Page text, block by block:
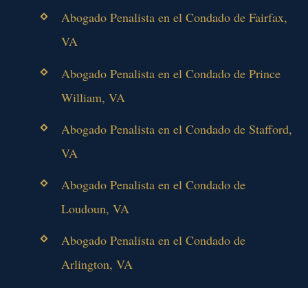
Abogado Penalista en el Condado de Fairfax,
VA
Abogado Penalista en el Condado de Prince
William, VA
Abogado Penalista en el Condado de Stafford,
VA
Abogado Penalista en el Condado de
Loudoun, VA
Abogado Penalista en el Condado de
Arlington, VA